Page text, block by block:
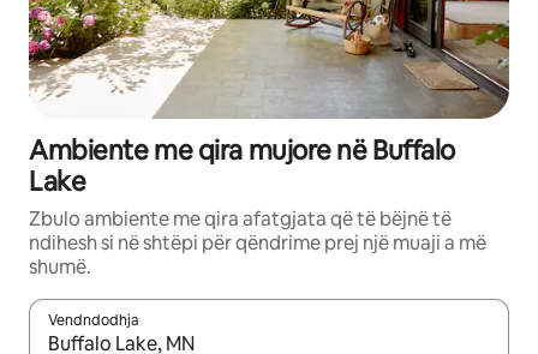
Ambiente me qira mujore në Buffalo
Lake
Zbulo ambiente me qira afatgjata që të bëjnë të
ndihesh si në shtëpi për qëndrime prej një muaji a më
shumë.
Vendndodhja
Kur rezultatet të jenë të disponueshme, lëviz me butonat e